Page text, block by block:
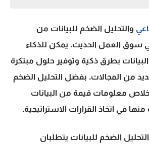
والتحليل الضخم للبيانات من
سوق العمل الحديث. يمكن للذكاء
بطرق ذكية وتوفير حلول مبتكرة
من المجالات. بفضل التحليل الضخم
معلومات قيمة من البيانات
في اتخاذ القرارات الاستراتيجية.
الضخم للبيانات يتطلبان